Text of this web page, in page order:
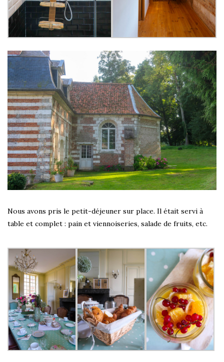
Nous avons pris le petit-déjeuner sur place. Il était servi à
table et complet : pain et viennoiseries, salade de fruits, etc.